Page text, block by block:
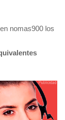
nomas900 los